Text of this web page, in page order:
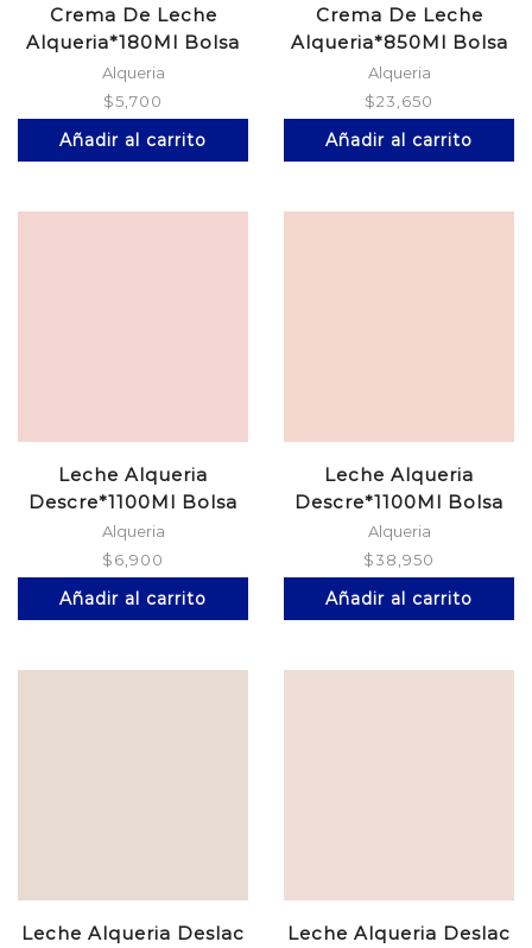
Crema De Leche
Alqueria*180Ml Bolsa
Alqueria
$5,700
Añadir al carrito
Crema De Leche
Alqueria*850Ml Bolsa
Alqueria
$23,650
Añadir al carrito
Leche Alqueria
Descre*1100Ml Bolsa
Alqueria
$6,900
Añadir al carrito
Leche Alqueria
Descre*1100Ml Bolsa
Alqueria
$38,950
Añadir al carrito
Leche Alqueria Deslac
Leche Alqueria Deslac